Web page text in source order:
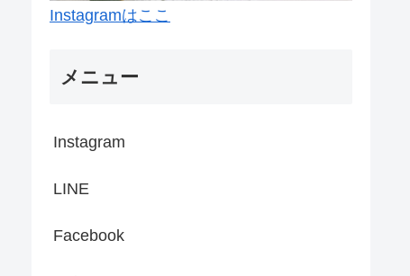
Instagramはここ
メニュー
Instagram
LINE
Facebook